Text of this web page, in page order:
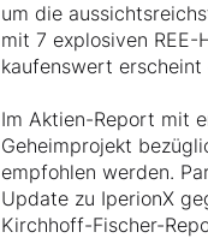
um die
mit 7 explosiven
kaufenswert
Im Aktien-Report mit
Geheimprojekt
empfohlen werden.
Update zu IperionX
Kirchhoff-Fischer-